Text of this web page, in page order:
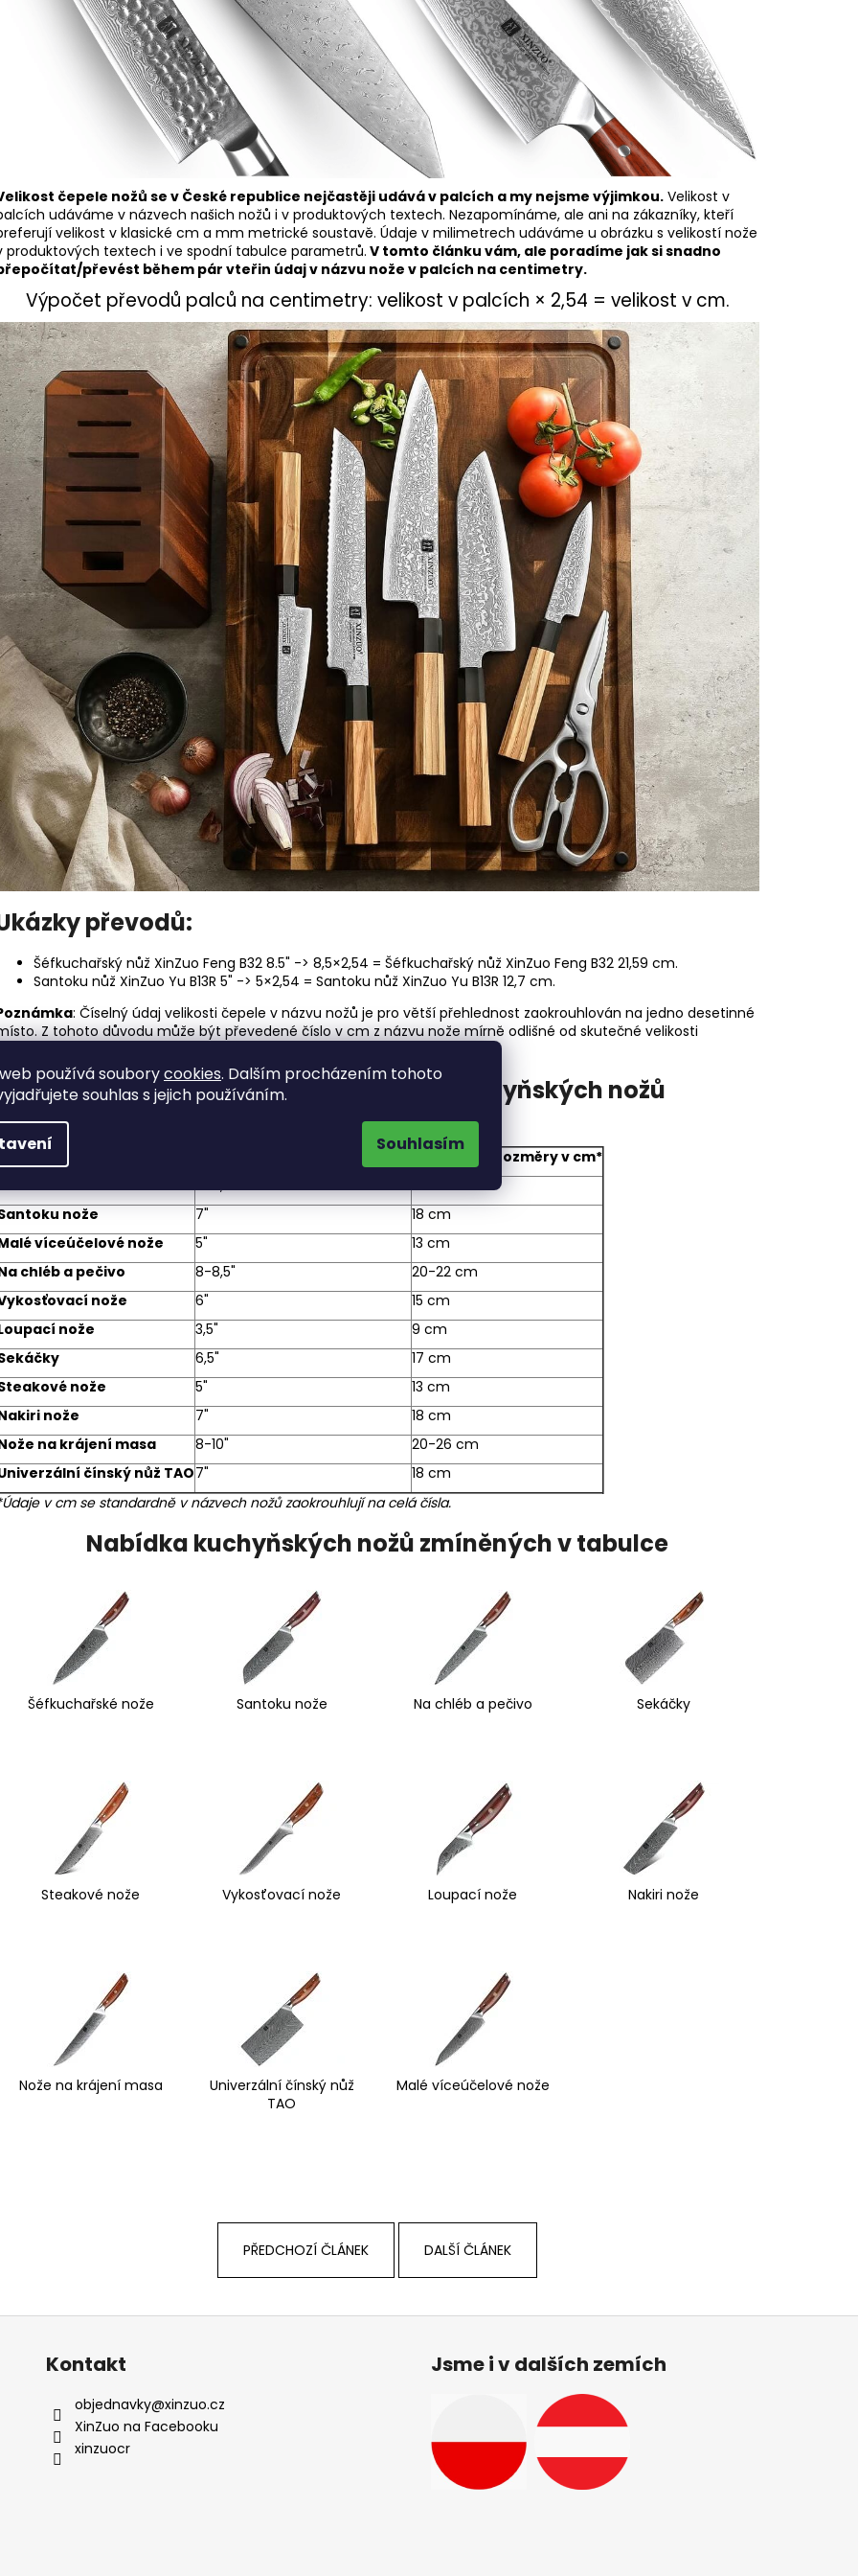
používá souborycookies. Dalším procházením tohoto
souhlas s jejich používáním.
Souhlasím
čepele nožů se v České republice nejčastěji udává v palcích a my nejsme výjimkou. Velikost v
udáváme v názvech našich nožů i v produktových textech. Nezapomínáme, ale ani na zákazníky, kteří
velikost v klasické cm a mm metrické soustavě. Údaje v milimetrech udáváme u obrázku s velikostí nože
produktových textech i ve spodní tabulce parametrů.V tomto článku vám, ale poradíme jak si snadno
převést během pár vteřin údaj v názvu nože v palcích na centimetry.
Výpočet převodů palců na centimetry: velikost v palcích × 2,54 = velikost v cm.
převodů:
Šéfkuchařský nůž XinZuo Feng B32 8.5" -> 8,5×2,54 = Šéfkuchařský nůž XinZuo Feng B32 21,59 cm.
Santoku nůž XinZuo Yu B13R 5" -> 5×2,54 = Santoku nůž XinZuo Yu B13R 12,7 cm.
: Číselný údaj velikosti čepele v názvu nožů je pro větší přehlednost zaokrouhlován na jedno desetinné
Z tohoto důvodu může být převedené číslo v cm z názvu nože mírně odlišné od skutečné velikosti
nejčastějších rozměrů čepelí kuchyňských nožů
palcích a cm
Nejčastější rozměry v cm*
nože
8-8,5"
20-22 cm
nože
7"
18 cm
víceúčelové nože
5"
13 cm
chléb a pečivo
8-8,5"
20-22 cm
nože
6"
15 cm
nože
3,5"
9 cm
6,5"
17 cm
nože
5"
13 cm
nože
7"
18 cm
na krájení masa
8-10"
20-26 cm
čínský nůž TAO7"
18 cm
v cm se standardně v názvech nožů zaokrouhlují na celá čísla.
Nabídka kuchyňských nožů zmíněných v tabulce
Šéfkuchařské nože Santoku nože Na chléb a pečivo Sekáčky
Steakové nože Vykosťovací nože Loupací nože Nakiri nože
Nože na krájení masa
Univerzální čínský nůž
TAO
Malé víceúčelové nože
PŘEDCHOZÍ ČLÁNEK DALŠÍ ČLÁNEK
Kontakt
objednavky@xinzuo.cz
XinZuo na Facebooku
xinzuocr
Jsme i v dalších zemích